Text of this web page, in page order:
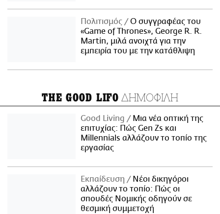
Πολιτισμός
Ο συγγραφέας του
«Game of Thrones», George R. R.
Martin, μιλά ανοιχτά για την
εμπειρία του με την κατάθλιψη
THE GOOD LIFO ΔΗΜΟΦΙΛΗ
Good Living
Μια νέα οπτική της
επιτυχίας: Πώς Gen Zs και
Millennials αλλάζουν το τοπίο της
εργασίας
Εκπαίδευση
Νέοι δικηγόροι
αλλάζουν το τοπίο: Πώς οι
σπουδές Νομικής οδηγούν σε
θεσμική συμμετοχή